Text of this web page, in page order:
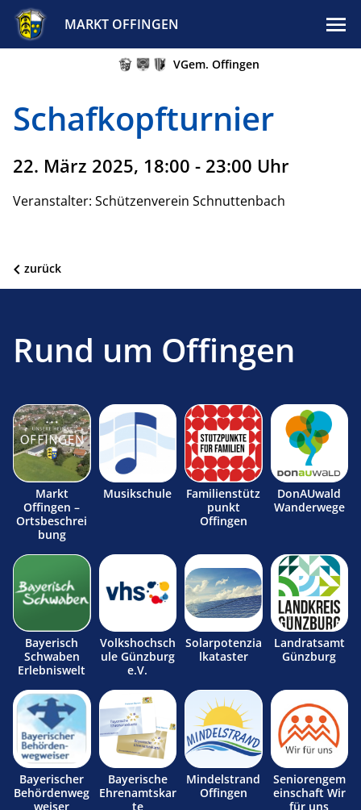
MARKT OFFINGEN
VGem. Offingen
Schafkopfturnier
22. März 2025, 18:00 - 23:00 Uhr
Veranstalter: Schützenverein Schnuttenbach
zurück
Rund um Offingen
Markt
Offingen –
Ortsbeschrei
bung
Musikschule
Familienstütz
punkt
Offingen
DonAUwald
Wanderwege
Bayerisch
Schwaben
Erlebniswelt
Volkshochsch
ule Günzburg
e.V.
Solarpotenzia
lkataster
Landratsamt
Günzburg
Bayerischer
Behördenweg
weiser
Bayerische
Ehrenamtskar
te
Mindelstrand
Offingen
Seniorengem
einschaft Wir
für uns